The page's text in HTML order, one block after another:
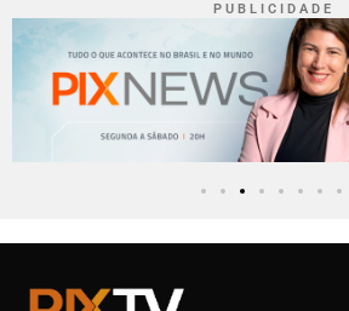
P U B L I C I D A D E